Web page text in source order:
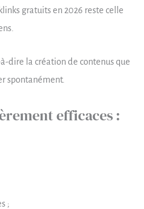
gratuits en 2026 reste celle
à-dire la création de contenus que
spontanément.
efficaces :
;